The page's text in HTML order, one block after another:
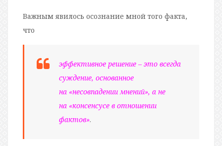
Важным явилось осознание мной того факта,
что
эффективное решение – это всегда
суждение, основанное
на «несовпадении мнений», а не
на «консенсусе в отношении
фактов».